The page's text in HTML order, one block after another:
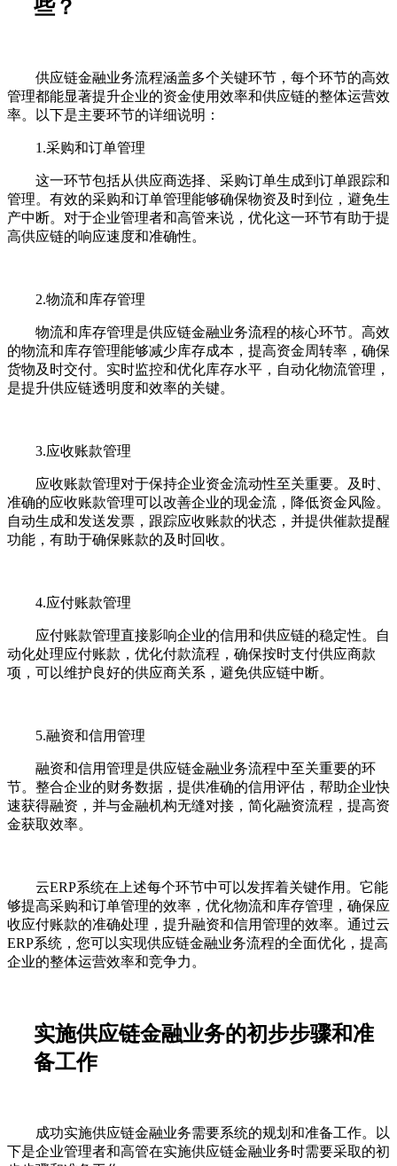
些？
供应链金融业务流程涵盖多个关键环节，每个环节的高效
管理都能显著提升企业的资金使用效率和供应链的整体运营效
率。以下是主要环节的详细说明：
1.采购和订单管理
这一环节包括从供应商选择、采购订单生成到订单跟踪和
管理。有效的采购和订单管理能够确保物资及时到位，避免生
产中断。对于企业管理者和高管来说，优化这一环节有助于提
高供应链的响应速度和准确性。
2.物流和库存管理
物流和库存管理是供应链金融业务流程的核心环节。高效
的物流和库存管理能够减少库存成本，提高资金周转率，确保
货物及时交付。实时监控和优化库存水平，自动化物流管理，
是提升供应链透明度和效率的关键。
3.应收账款管理
应收账款管理对于保持企业资金流动性至关重要。及时、
准确的应收账款管理可以改善企业的现金流，降低资金风险。
自动生成和发送发票，跟踪应收账款的状态，并提供催款提醒
功能，有助于确保账款的及时回收。
4.应付账款管理
应付账款管理直接影响企业的信用和供应链的稳定性。自
动化处理应付账款，优化付款流程，确保按时支付供应商款
项，可以维护良好的供应商关系，避免供应链中断。
5.融资和信用管理
融资和信用管理是供应链金融业务流程中至关重要的环
节。整合企业的财务数据，提供准确的信用评估，帮助企业快
速获得融资，并与金融机构无缝对接，简化融资流程，提高资
金获取效率。
云ERP系统在上述每个环节中可以发挥着关键作用。它能
够提高采购和订单管理的效率，优化物流和库存管理，确保应
收应付账款的准确处理，提升融资和信用管理的效率。通过云
ERP系统，您可以实现供应链金融业务流程的全面优化，提高
企业的整体运营效率和竞争力。
实施供应链金融业务的初步步骤和准
备工作
成功实施供应链金融业务需要系统的规划和准备工作。以
下是企业管理者和高管在实施供应链金融业务时需要采取的初